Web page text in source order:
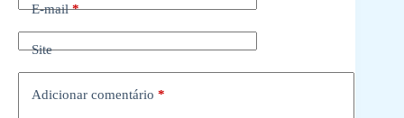
E-mail*
Site
Adicionar comentário *